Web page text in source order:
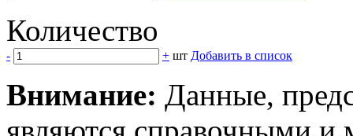
Количество
- + шт Добавить в список
Внимание: Данные,